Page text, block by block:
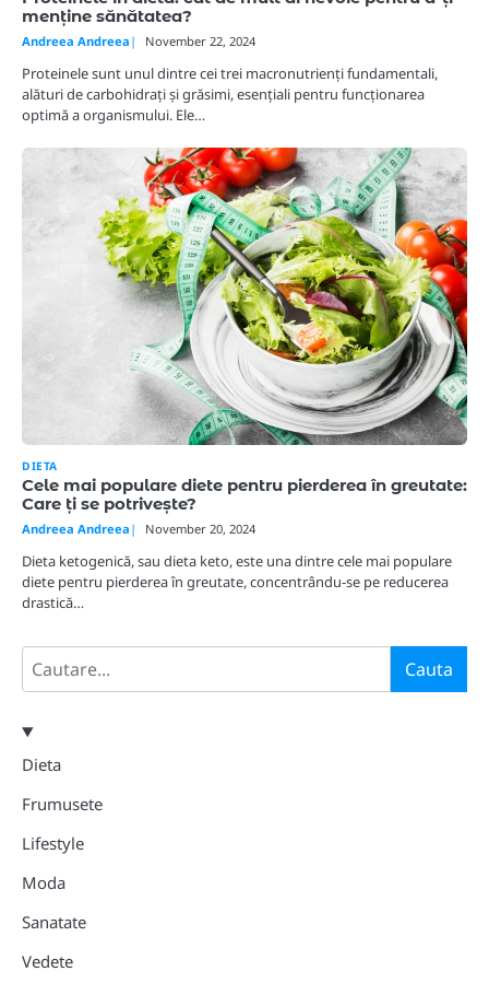
menține sănătatea?
Andreea Andreea November 22, 2024
Proteinele sunt unul dintre cei trei macronutrienți fundamentali,
alături de carbohidrați și grăsimi, esențiali pentru funcționarea
optimă a organismului. Ele…
DIETA
Cele mai populare diete pentru pierderea în greutate:
Care ți se potrivește?
Andreea Andreea November 20, 2024
Dieta ketogenică, sau dieta keto, este una dintre cele mai populare
diete pentru pierderea în greutate, concentrându-se pe reducerea
drastică…
Search Cauta
Dieta
Frumusete
Lifestyle
Moda
Sanatate
Vedete